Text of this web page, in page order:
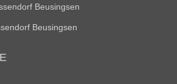
Beusingsen
Beusingsen